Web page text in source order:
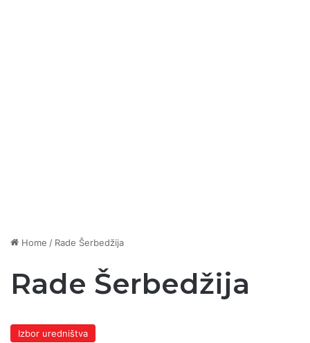
Home / Rade Šerbedžija
Rade Šerbedžija
Izbor uredništva